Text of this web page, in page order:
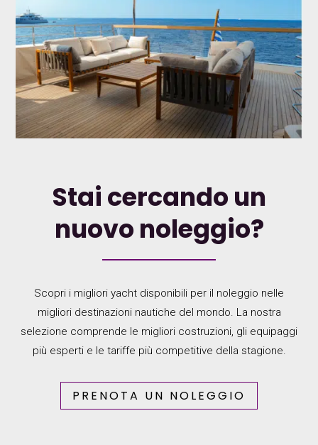
Stai cercando un
nuovo noleggio?
Scopri i migliori yacht disponibili per il noleggio nelle
migliori destinazioni nautiche del mondo. La nostra
selezione comprende le migliori costruzioni, gli equipaggi
più esperti e le tariffe più competitive della stagione.
PRENOTA UN NOLEGGIO